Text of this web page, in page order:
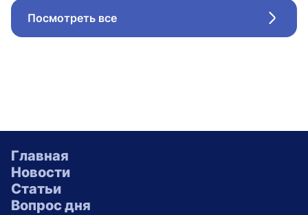
Посмотреть все
Главная
Новости
Статьи
Вопрос дня